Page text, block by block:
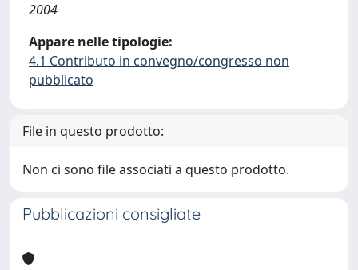
2004
Appare nelle tipologie:
4.1 Contributo in convegno/congresso non
pubblicato
File in questo prodotto:
Non ci sono file associati a questo prodotto.
Pubblicazioni consigliate